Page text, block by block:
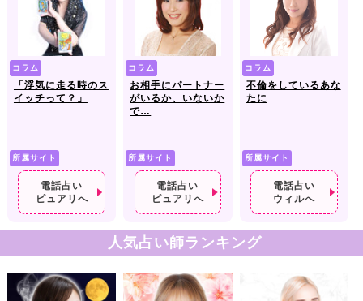
コラム
「浮気に走る時のス
イッチって？」
所属サイト
電話占い
ピュアリへ
コラム
お相手にパートナー
がいるか、いないか
で…
所属サイト
電話占い
ピュアリへ
コラム
不倫をしているあな
たに
所属サイト
電話占い
ウィルへ
人気占い師ランキング